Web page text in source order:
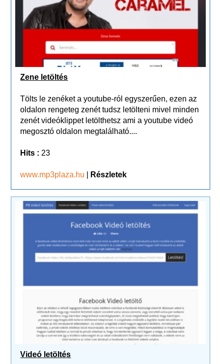
Zene letöltés
Tölts le zenéket a youtube-ról egyszerűen, ezen az
oldalon rengeteg zenét tudsz letölteni mivel minden
zenét videóklippet letölthetsz ami a youtube videó
megosztó oldalon megtalálható....
Hits : 23
www.mp3plaza.hu Részletek
Videó letöltés